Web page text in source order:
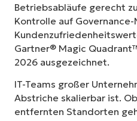
Betriebsabläufe gerecht
Kontrolle auf
Gartner® Magic
2026 ausgezeichnet.
IT-Teams großer
Abstriche skalierbar ist.
entfernten Standorten
Ernie